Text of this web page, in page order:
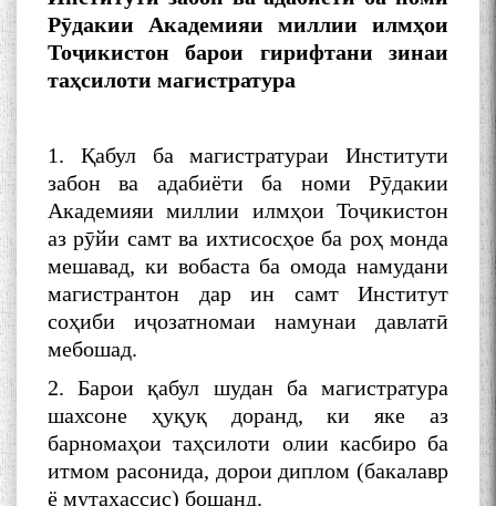
Рӯдакии Академияи миллии илмҳои
Тоҷикистон барои гирифтани
зинаи
таҳсилоти магистратура
1. Қабул ба магистратураи Институти
забон ва адабиёти ба номи Рӯдакии
Академияи миллии илмҳои Тоҷикистон
аз рӯйи самт ва ихтисосҳое ба роҳ монда
мешавад, ки вобаста ба омода намудани
магистрантон дар ин самт Институт
соҳиби иҷозатномаи намунаи давлатӣ
мебошад.
2. Барои қабул шудан ба магистратура
шахсоне ҳуқуқ доранд, ки яке аз
барномаҳои таҳсилоти олии касбиро ба
итмом расонида, дорои диплом (бакалавр
ё мутахассис) бошанд.